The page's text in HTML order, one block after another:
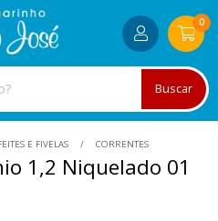
Buscar
0
E FIVELAS CORRENTES
1,2 Niquelado 01